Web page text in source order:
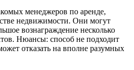
менеджеров по аренде,
недвижимости. Они могут
вознаграждение несколько
Нюансы: способ не подходит
отказать на вполне разумных